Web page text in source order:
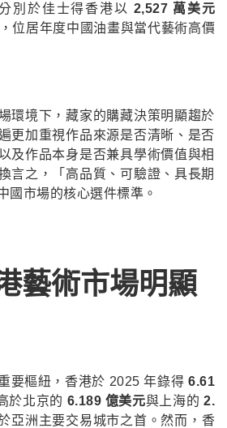
別於佳士得香港以 2,527 萬美元
位居年度中國油畫與當代藝術高價
環境下，藏家的購藏決策明顯趨於
更加重視作品來源是否清晰、是否
及作品本身是否兼具學術價值與相
言之，「高品質、可驗證、具長期
國市場的核心選件標準。
藝術市場明顯
要樞紐，香港於 2025 年錄得 6.61
於北京的 6.189 億美元與上海的2.
亞洲主要交易城市之首。然而，香